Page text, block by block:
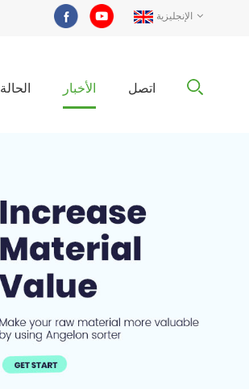
الإنجليزية
الحالة الأخبار اتصل